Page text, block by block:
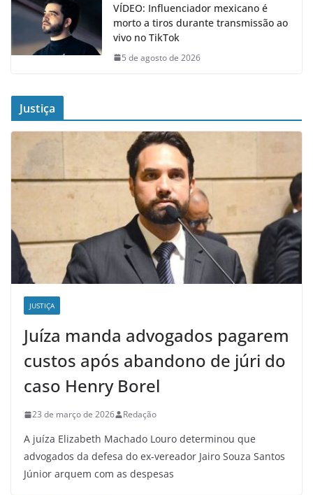
VÍDEO: Influenciador mexicano é
morto a tiros durante transmissão ao
vivo no TikTok
5 de agosto de 2026
Justiça
JUSTIÇA
Juíza manda advogados pagarem
custos após abandono de júri do
caso Henry Borel
23 de março de 2026 Redação
A juíza Elizabeth Machado Louro determinou que
advogados da defesa do ex-vereador Jairo Souza Santos
Júnior arquem com as despesas